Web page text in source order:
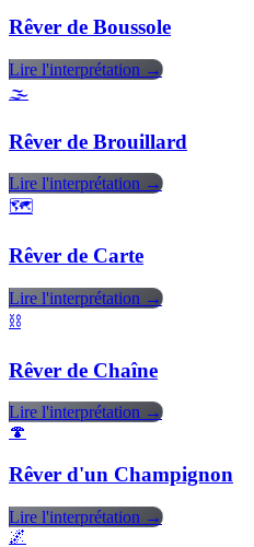
Rêver de Boussole
Lire l'interprétation →
🌫️
Rêver de Brouillard
Lire l'interprétation →
🗺️
Rêver de Carte
Lire l'interprétation →
⛓️
Rêver de Chaîne
Lire l'interprétation →
🍄
Rêver d'un Champignon
Lire l'interprétation →
🌌